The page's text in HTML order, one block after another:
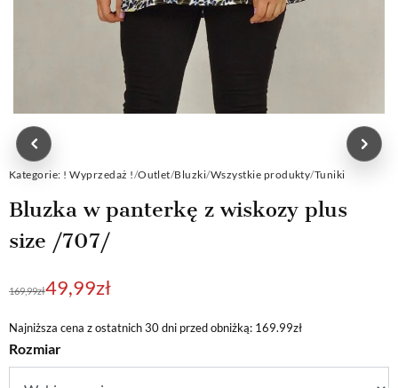
Kategorie: ! Wyprzedaż !/Outlet/Bluzki/Wszystkie produkty/Tuniki
Bluzka w panterkę z wiskozy plus
size /707/
169,99zł
Pierwotna
wynosiła:
169,99zł.
49,99zł
Aktualna
wynosi:
49,99zł.
Najniższa cena z ostatnich 30 dni przed obniżką: 169.99zł
Rozmiar